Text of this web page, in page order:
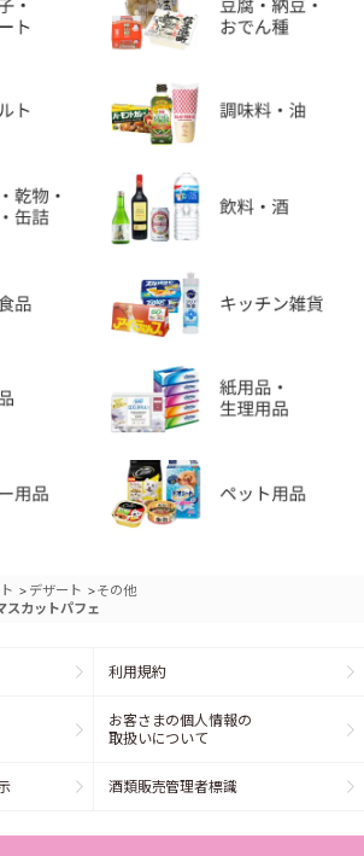
> デザート >その他
カットパフェ
利用規約
お客さまの個人情報の
取扱いについて
酒類販売管理者標識